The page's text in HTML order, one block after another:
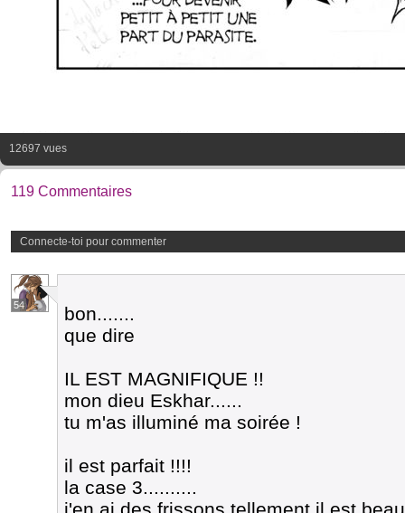
12697 vues
119 Commentaires
Connecte-toi pour commenter
54
bon.......
que dire
IL EST MAGNIFIQUE !!
mon dieu Eskhar......
tu m'as illuminé ma soirée !
il est parfait !!!!
la case 3..........